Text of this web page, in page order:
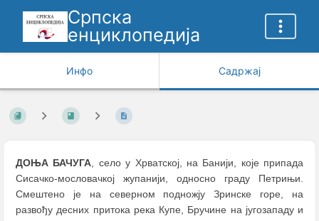
Српска
енциклопедија
Инфо Садржај
ДОЊА БАЧУГА, село у Хрватској, на Банији, које припада
Сисачко-мословачкој жупанији, односно граду Петрињи.
Смештено је на северном подножју Зринске горе, на
развођу десних притока река Купе, Бручине на југозападу и